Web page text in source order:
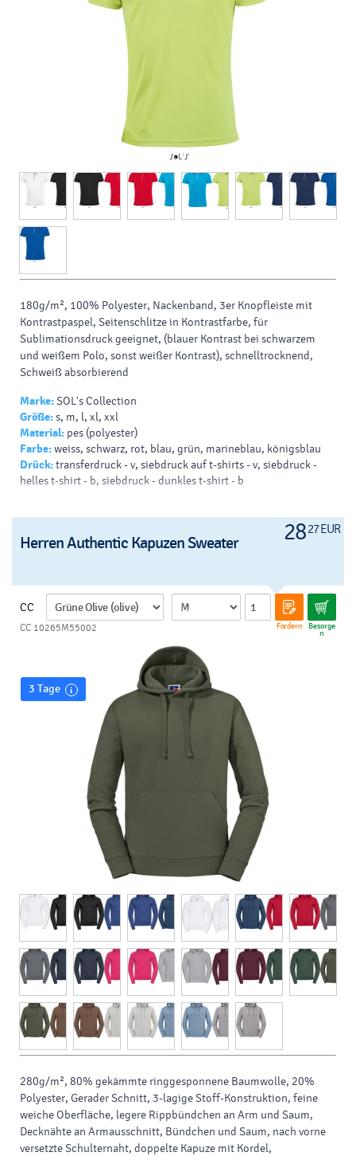
180g/m², 100% Polyester, Nackenband, 3er Knopfleiste mit
Kontrastpaspel, Seitenschlitze in Kontrastfarbe, für
Sublimationsdruck geeignet, (blauer Kontrast bei schwarzem
und weißem Polo, sonst weißer Kontrast), schnelltrocknend,
Schweiß absorbierend
Marke:SOL's Collection
Größe:s, m, l, xl, xxl
Material: pes (polyester)
Farbe:weiss, schwarz, rot, blau, grün, marineblau, königsblau
Drück:transferdruck - v, siebdruck auf t-shirts - v, siebdruck -
helles t-shirt - b, siebdruck - dunkles t-shirt - b
2827 EUR
Herren Authentic Kapuzen Sweater
CC
Fordern Besorge
n
CC 10265M55002
3 Tage
280g/m², 80% gekämmte ringgesponnene Baumwolle, 20%
Polyester, Gerader Schnitt, 3-lagige Stoff-Konstruktion, feine
weiche Oberfläche, legere Rippbündchen an Arm und Saum,
Decknähte an Armausschnitt, Bündchen und Saum, nach vorne
versetzte Schulternaht, doppelte Kapuze mit Kordel,